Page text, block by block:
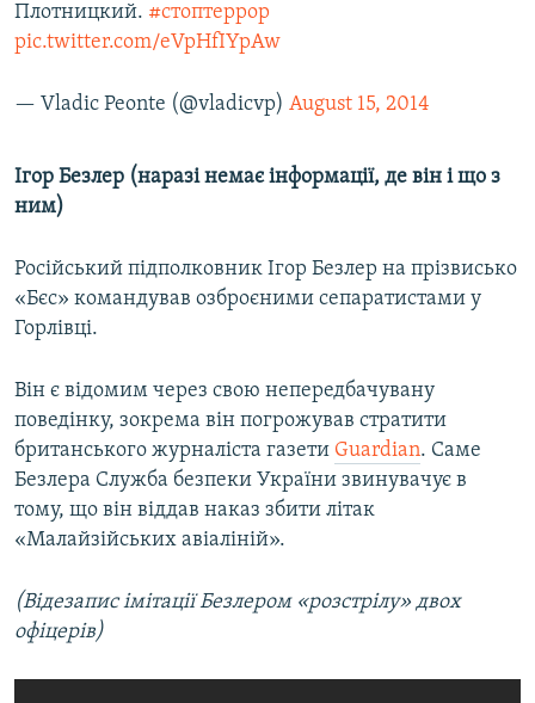
Плотницкий. #стоптеррор
pic.twitter.com/eVpHfIYpAw
— Vladic Peonte (@vladicvp) August 15, 2014
Ігор Безлер (наразі немає інформації, де він і що з
ним)
Російський підполковник Ігор Безлер на прізвисько
«Бєс» командував озброєними сепаратистами у
Горлівці.
Він є відомим через свою непередбачувану
поведінку, зокрема він погрожував стратити
британського журналіста газети Guardian. Саме
Безлера Служба безпеки України звинувачує в
тому, що він віддав наказ збити літак
«Малайзійських авіаліній».
(Відезапис імітації Безлером «розстрілу» двох
офіцерів)